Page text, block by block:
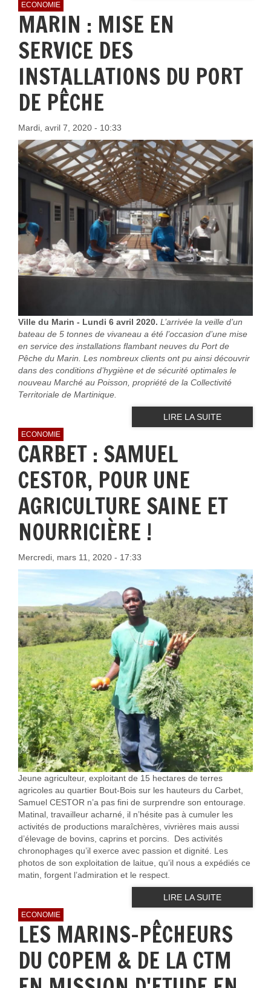
ECONOMIE
MARIN : MISE EN
SERVICE DES
INSTALLATIONS DU PORT
DE PÊCHE
Mardi, avril 7, 2020 - 10:33
Ville du Marin - Lundi 6 avril 2020. L’arrivée la veille d’un
bateau de 5 tonnes de vivaneau a été l’occasion d’une mise
en service des installations flambant neuves du Port de
Pêche du Marin. Les nombreux clients ont pu ainsi découvrir
dans des conditions d’hygiène et de sécurité optimales le
nouveau Marché au Poisson, propriété de la Collectivité
Territoriale de Martinique.
LIRE LA SUITE
ECONOMIE
CARBET : SAMUEL
CESTOR, POUR UNE
AGRICULTURE SAINE ET
NOURRICIÈRE !
Mercredi, mars 11, 2020 - 17:33
Jeune agriculteur, exploitant de 15 hectares de terres
agricoles au quartier Bout-Bois sur les hauteurs du Carbet,
Samuel CESTOR n’a pas fini de surprendre son entourage.
Matinal, travailleur acharné, il n’hésite pas à cumuler les
activités de productions maraîchères, vivrières mais aussi
d’élevage de bovins, caprins et porcins. Des activités
chronophages qu’il exerce avec passion et dignité. Les
photos de son exploitation de laitue, qu’il nous a expédiés ce
matin, forgent l’admiration et le respect.
LIRE LA SUITE
ECONOMIE
LES MARINS-PÊCHEURS
DU COPEM & DE LA CTM